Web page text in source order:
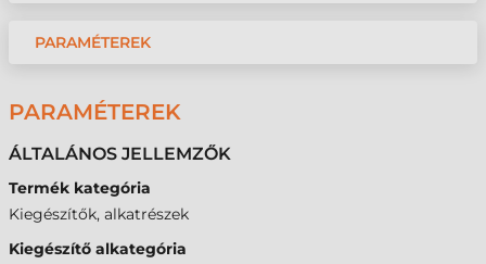
PARAMÉTEREK
PARAMÉTEREK
ÁLTALÁNOS JELLEMZŐK
Termék kategória
Kiegészítők, alkatrészek
Kiegészítő alkategória